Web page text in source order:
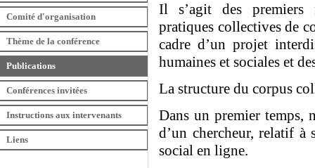
Comité d'organisation
Thème de la conférence
Publications
Conférences invitées
Instructions aux intervenants
Liens
Il s’agit des premiers
pratiques collectives de
cadre d’un projet
humaines et sociales et
La structure du corpus
Dans un premier temps,
d’un chercheur, relatif à
social en ligne.